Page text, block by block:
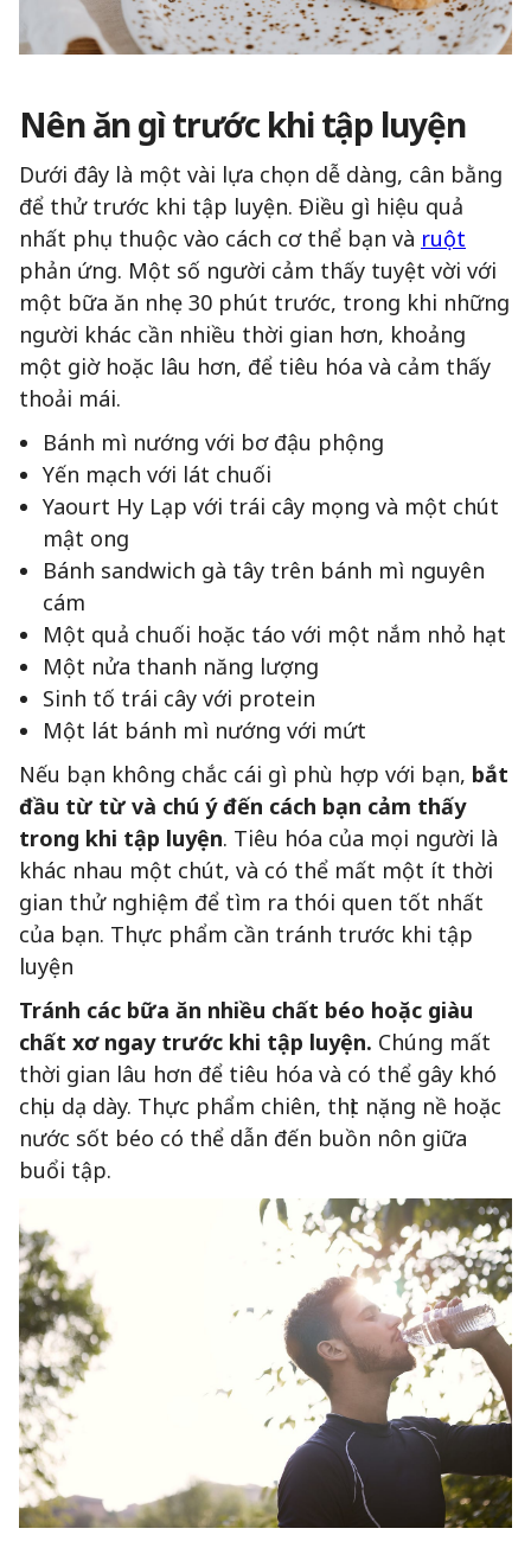
Nên ăn gì trước khi tập luyện
Dưới đây là một vài lựa chọn dễ dàng, cân bằng
để thử trước khi tập luyện. Điều gì hiệu quả
nhất phụ thuộc vào cách cơ thể bạn và ruột
phản ứng. Một số người cảm thấy tuyệt vời với
một bữa ăn nhẹ 30 phút trước, trong khi những
người khác cần nhiều thời gian hơn, khoảng
một giờ hoặc lâu hơn, để tiêu hóa và cảm thấy
thoải mái.
Bánh mì nướng với bơ đậu phộng
Yến mạch với lát chuối
Yaourt Hy Lạp với trái cây mọng và một chút
mật ong
Bánh sandwich gà tây trên bánh mì nguyên
cám
Một quả chuối hoặc táo với một nắm nhỏ hạt
Một nửa thanh năng lượng
Sinh tố trái cây với protein
Một lát bánh mì nướng với mứt
Nếu bạn không chắc cái gì phù hợp với bạn, bắt
đầu từ từ và chú ý đến cách bạn cảm thấy
trong khi tập luyện. Tiêu hóa của mọi người là
khác nhau một chút, và có thể mất một ít thời
gian thử nghiệm để tìm ra thói quen tốt nhất
của bạn. Thực phẩm cần tránh trước khi tập
luyện
Tránh các bữa ăn nhiều chất béo hoặc giàu
chất xơ ngay trước khi tập luyện. Chúng mất
thời gian lâu hơn để tiêu hóa và có thể gây khó
chịu dạ dày. Thực phẩm chiên, thịt nặng nề hoặc
nước sốt béo có thể dẫn đến buồn nôn giữa
buổi tập.